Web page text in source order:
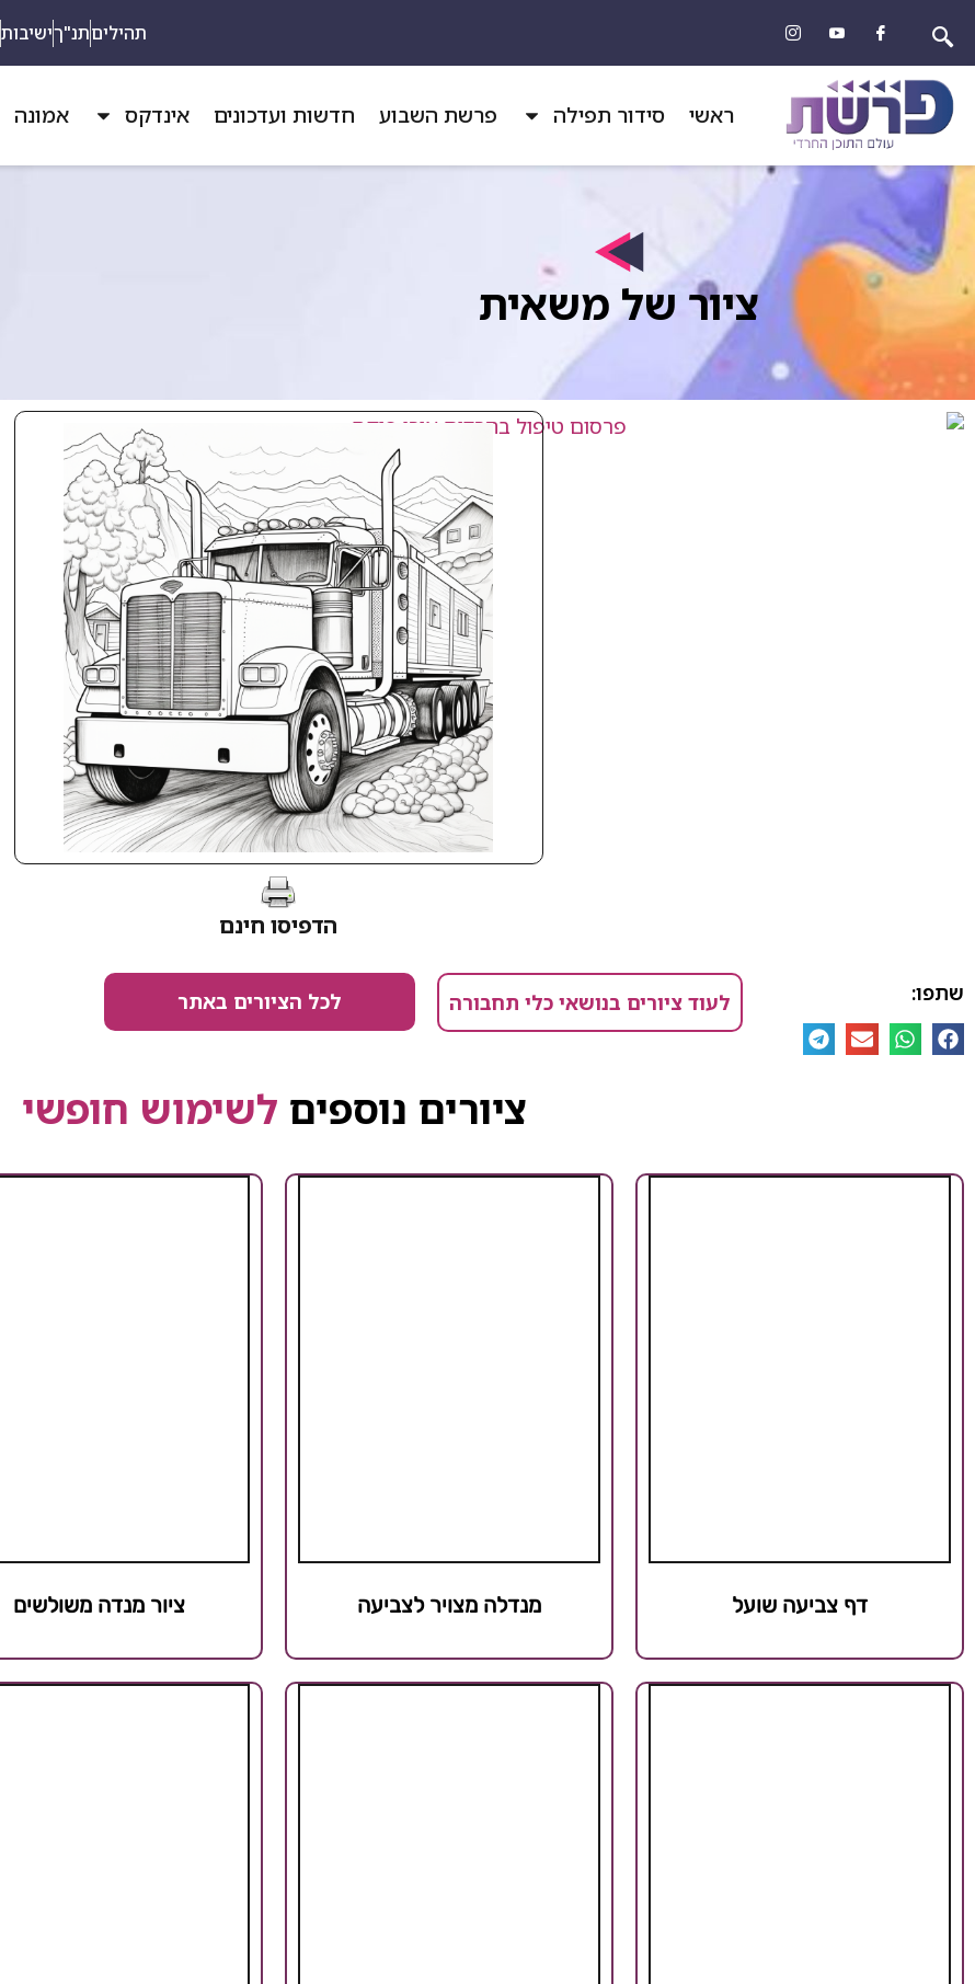
תהיליםתנ"ךישיבות
ראשי סידור תפילה פרשת השבוע חדשות ועדכונים אינדקס אמונה
ציור של משאית
הדפיסו חינם
שתפו: לעוד ציורים בנושאי כלי תחבורה לכל הציורים באתר
ציורים נוספים לשימוש חופשי
דף צביעה שועל מנדלה מצויר לצביעה ציור מנדה משולשים